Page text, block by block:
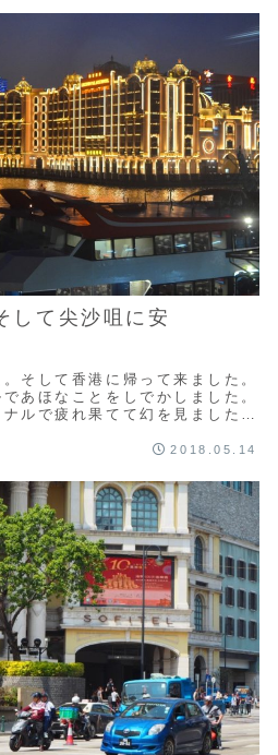
して尖沙咀に安
そして香港に帰って来ました。
あほなことをしでかしました。
ルで疲れ果てて幻を見ました。
2018.05.14